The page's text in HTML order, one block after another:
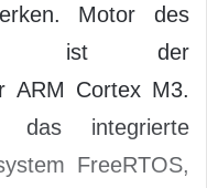
Motor des
ist der
ARM Cortex M3.
das integrierte
FreeRTOS,